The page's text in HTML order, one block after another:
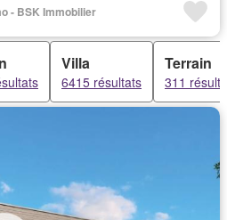
- BSK Immobilier
Villa
6415 résultats
Terrain
311